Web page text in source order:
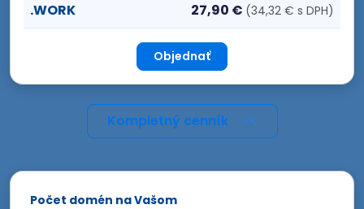
.WORK 27,90 € (34,32 € s DPH)
Objednať
Kompletný cenník
Počet domén na Vašom